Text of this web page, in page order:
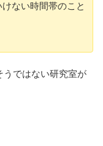
ない時間帯のこと
うではない研究室が